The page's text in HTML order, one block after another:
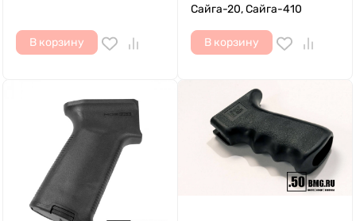
В корзину
Сайга-20, Сайга-410
В корзину